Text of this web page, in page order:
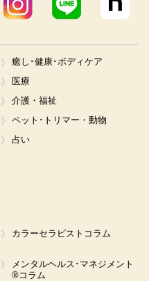
癒し･健康･ボディケア
医療
介護・福祉
ペット･トリマー・動物
占い
カラーセラピストコラム
メンタルヘルス･マネジメント
®コラム